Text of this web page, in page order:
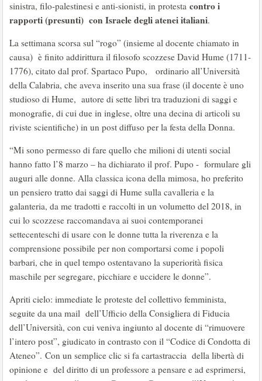
sinistra, filo-palestinesi e anti-sionisti, in protesta contro i
rapporti (presunti) con Israele degli atenei italiani.
La settimana scorsa sul “rogo” (insieme al docente chiamato in
causa) è finito addirittura il filosofo scozzese David Hume (1711-
1776), citato dal prof. Spartaco Pupo, ordinario all’Università
della Calabria, che aveva inserito una sua frase (il docente è uno
studioso di Hume, autore di sette libri tra traduzioni di saggi e
monografie, di cui due in inglese, oltre una decina di articoli su
riviste scientifiche) in un post diffuso per la festa della Donna.
“Mi sono permesso di fare quello che milioni di utenti social
hanno fatto l’8 marzo – ha dichiarato il prof. Pupo - formulare gli
auguri alle donne. Alla classica icona della mimosa, ho preferito
un pensiero tratto dai saggi di Hume sulla cavalleria e la
galanteria, da me tradotti e raccolti in un volumetto del 2018, in
cui lo scozzese raccomandava ai suoi contemporanei
settecenteschi di usare con le donne tutta la riverenza e la
comprensione possibile per non comportarsi come i popoli
barbari, che in quel tempo ostentavano la superiorità fisica
maschile per segregare, picchiare e uccidere le donne”.
Apriti cielo: immediate le proteste del collettivo femminista,
seguite da una mail dell’Ufficio della Consigliera di Fiducia
dell’Università, con cui veniva ingiunto al docente di “rimuovere
l’intero post”, giudicato in contrasto con il “Codice di Condotta di
Ateneo”. Con un semplice clic si fa cartastraccia della libertà di
opinione e del diritto di un professore a pensare e ad esprimersi,